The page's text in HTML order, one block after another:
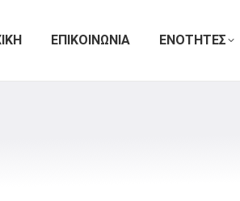
ΕΠΙΚΟΙΝΩΝΙΑ ΕΝΟΤΗΤΕΣ